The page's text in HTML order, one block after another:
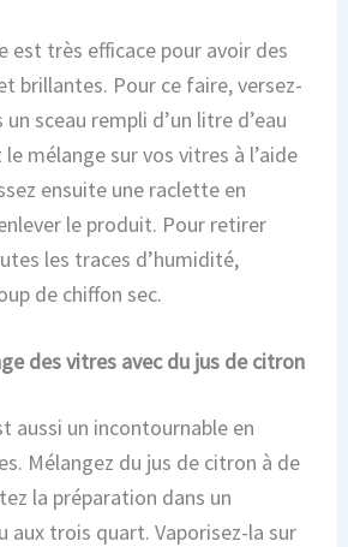
est très efficace pour avoir des
brillantes. Pour ce faire, versez-
sceau rempli d’un litre d’eau
le mélange sur vos vitres à l’aide
ensuite une raclette en
le produit. Pour retirer
les traces d’humidité,
de chiffon sec.
des vitres avec du jus de citron
aussi un incontournable en
Mélangez du jus de citron à de
la préparation dans un
aux trois quart. Vaporisez-la sur